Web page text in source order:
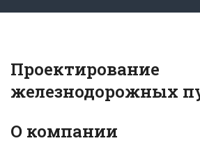
Проектирование
железнодорожных
О компании